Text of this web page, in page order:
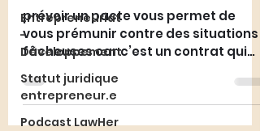
Entrepreneuriat
-
Développement
Statut juridique
entrepreneur.e
Podcast LawHer
prévoir un pacte vous permet de
vous prémunir contre des situations
fâcheuses car c’est un contrat qui
vous permettra de régler les
modalité